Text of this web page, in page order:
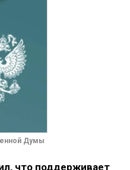
Думы
что поддерживает